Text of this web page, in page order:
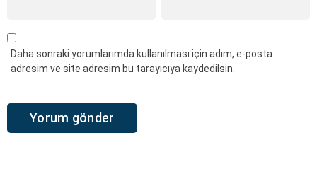
Daha sonraki yorumlarımda kullanılması için adım, e-posta
adresim ve site adresim bu tarayıcıya kaydedilsin.